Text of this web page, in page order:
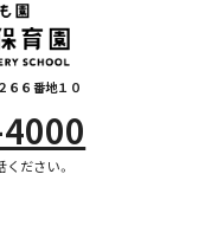
６６番地１０
ださい。